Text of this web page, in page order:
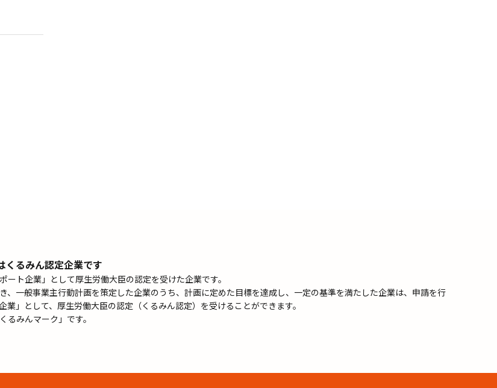
くるみん認定企業です
ート企業」として厚生労働大臣の認定を受けた企業です。
、一般事業主行動計画を策定した企業のうち、計画に定めた目標を達成し、一定の基準を満たした企業は、申請を行
業」として、厚生労働大臣の認定（くるみん認定）を受けることができます。
るみんマーク」です。